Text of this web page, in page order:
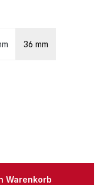
36 mm
Warenkorb